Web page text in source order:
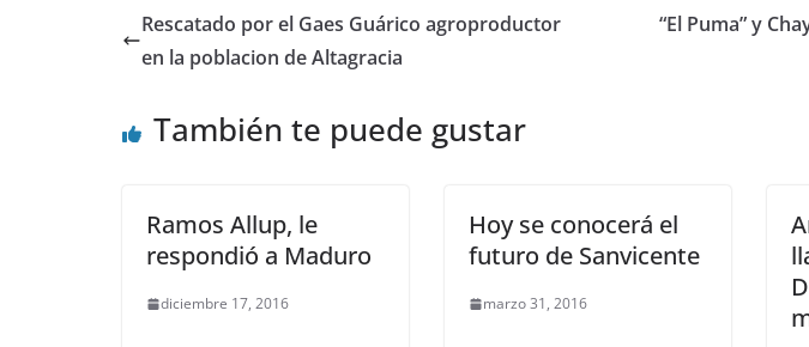
Rescatado por el Gaes Guárico agroproductor
en la poblacion de Altagracia
“El Puma” y
También te puede gustar
Ramos Allup, le
respondió a Maduro
diciembre 17, 2016
Hoy se conocerá el
futuro de Sanvicente
marzo 31, 2016